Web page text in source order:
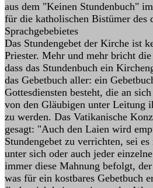
aus dem "Keinen Stundenbuch"
für die katholischen Bistümer des
Sprachgebebietes
Das Stundengebet der Kirche ist
Priester. Mehr und mehr bricht
dass das Stundenbuch ein
das Gebetbuch aller: ein
Gottesdiensten besteht, die an
von den Gläubigen unter Leitung
zu werden. Das Vatikanische
gesagt: "Auch den Laien wird
Stundengebet zu verrichten, sei
unter sich oder auch jeder
immer diese Mahnung befolgt,
was für ein kostbares Gebetbuch